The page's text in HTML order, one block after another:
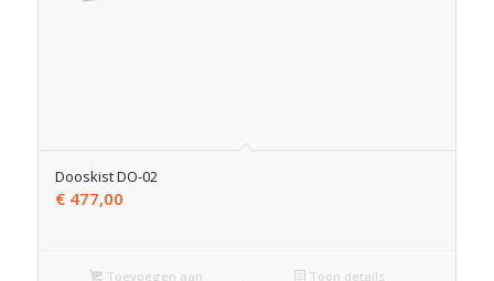
Dooskist DO-02
€477,00
Toevoegen aan
Toon details